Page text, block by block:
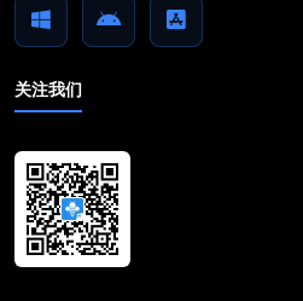
关注我们